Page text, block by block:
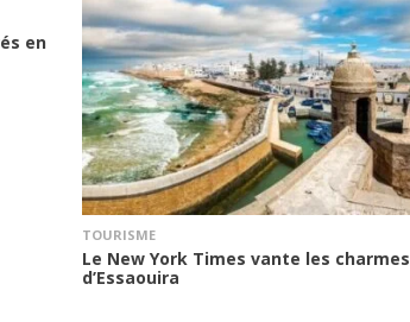
en
TOURISME
Le New York Times vante les charmes
d’Essaouira